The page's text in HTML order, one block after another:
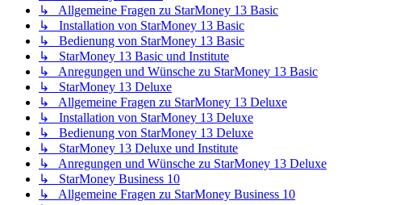
↳ Allgemeine Fragen zu StarMoney 13 Basic
↳ Installation von StarMoney 13 Basic
↳ Bedienung von StarMoney 13 Basic
↳ StarMoney 13 Basic und Institute
↳ Anregungen und Wünsche zu StarMoney 13 Basic
↳ StarMoney 13 Deluxe
↳ Allgemeine Fragen zu StarMoney 13 Deluxe
↳ Installation von StarMoney 13 Deluxe
↳ Bedienung von StarMoney 13 Deluxe
↳ StarMoney 13 Deluxe und Institute
↳ Anregungen und Wünsche zu StarMoney 13 Deluxe
↳ StarMoney Business 10
↳ Allgemeine Fragen zu StarMoney Business 10